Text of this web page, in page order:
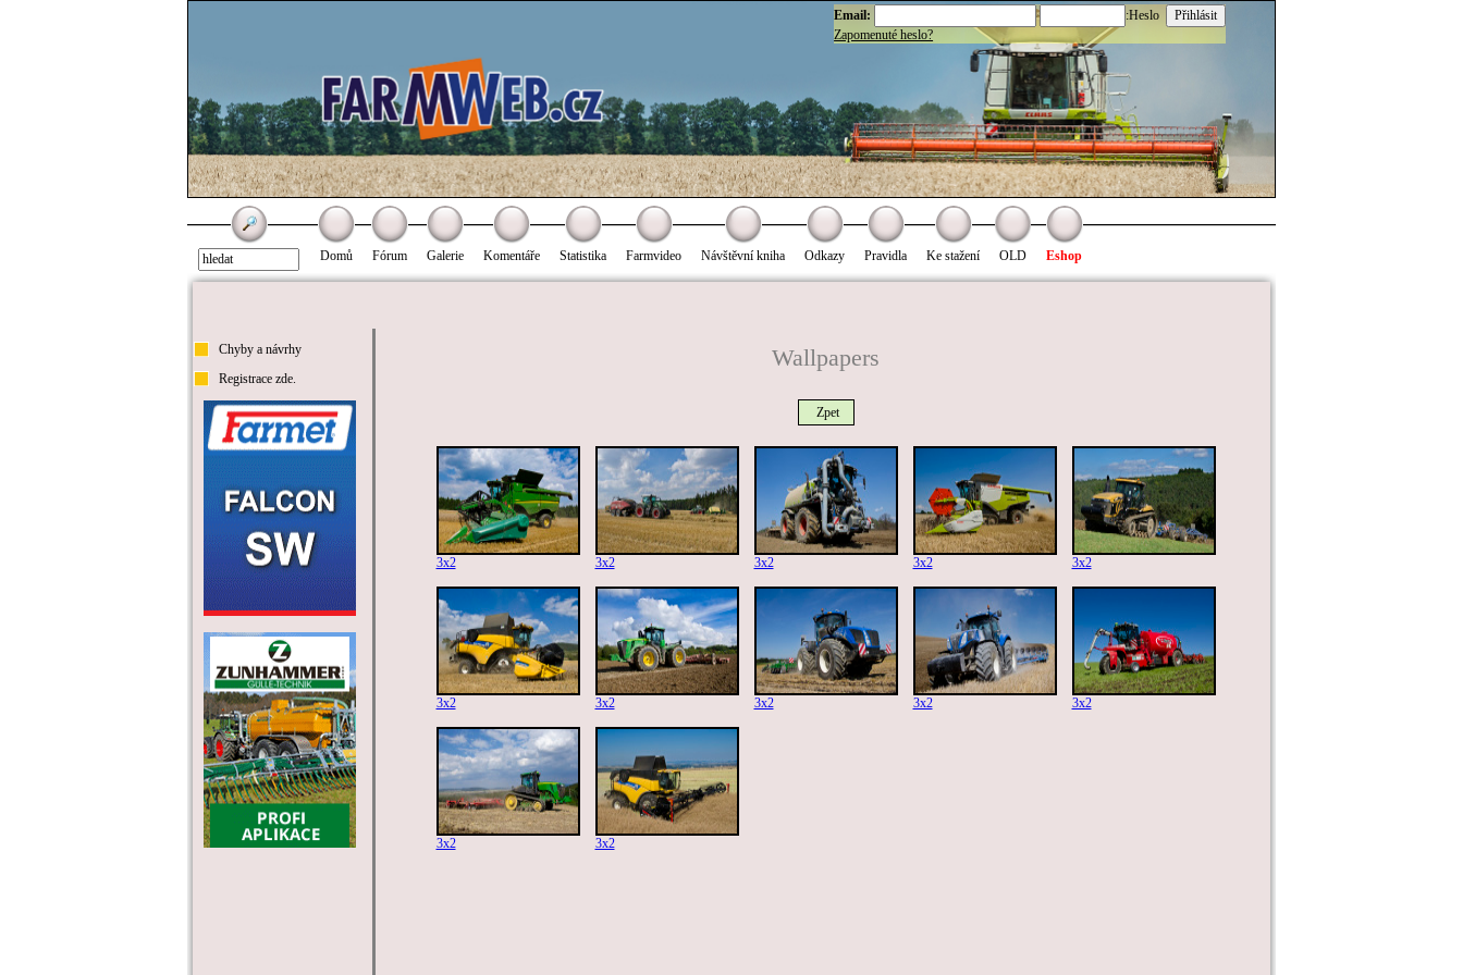
Email:
:Heslo
Zapomenuté heslo?
Domů Fórum Galerie Komentáře Statistika Farmvideo Návštěvní kniha Odkazy Pravidla Ke stažení OLD Eshop
Chyby a návrhy
Registrace zde.
Wallpapers
Zpet
3x2 3x2 3x2 3x2 3x2
3x2 3x2 3x2 3x2 3x2
3x2 3x2